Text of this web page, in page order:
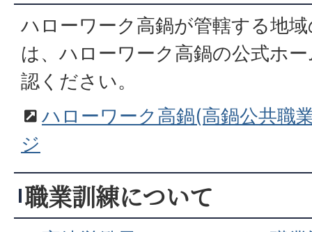
ハローワーク高鍋が管轄する地
は、ハローワーク高鍋の公式ホ
認ください。
ハローワーク高鍋(高鍋公共職
ジ
職業訓練について